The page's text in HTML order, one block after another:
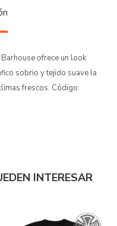
ofrece un look
sobrio y tejido suave la
frescos. Código:
INTERESAR